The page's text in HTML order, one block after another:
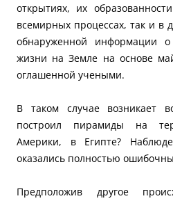
открытиях, их
всемирных процессах, так и в
обнаруженной информации
жизни на Земле на основе
оглашенной учеными.
В таком случае возникает
построил пирамиды на
Америки, в Египте?
оказались полностью
Предположив другое